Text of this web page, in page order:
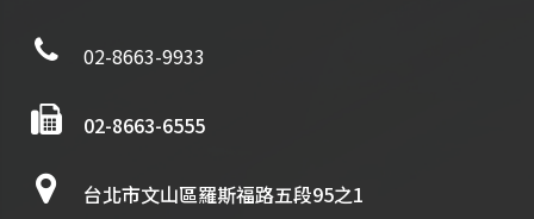
02-8663-9933
02-8663-6555
台北市文山區羅斯福路五段95之1